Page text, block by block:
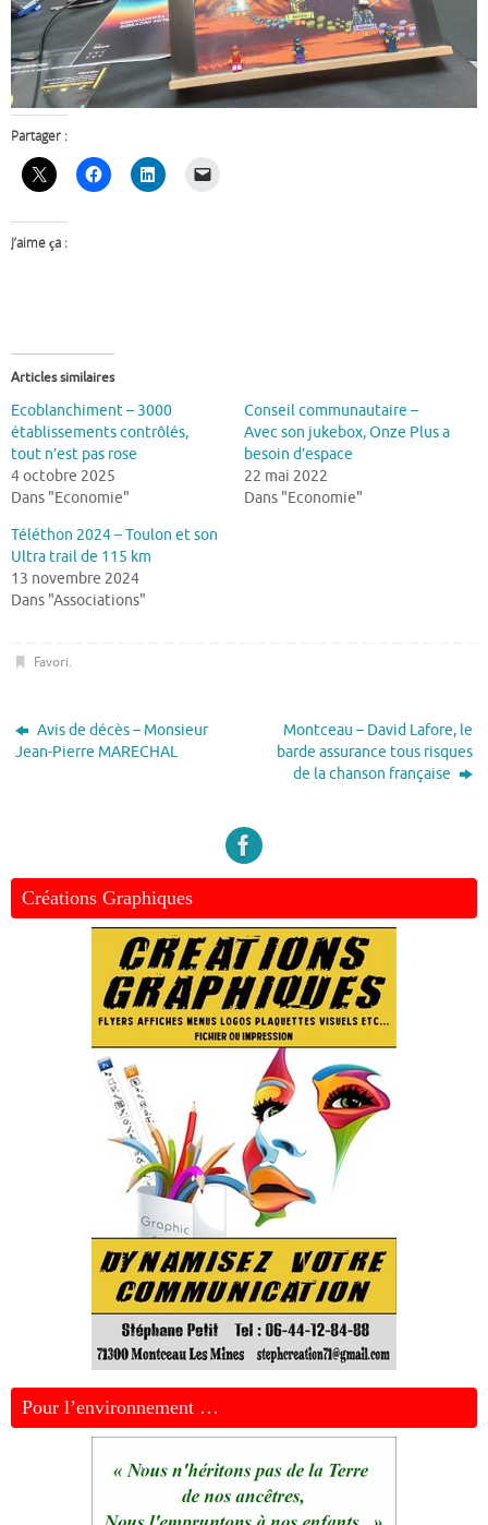
Partager :
J’aime ça :
Articles similaires
Ecoblanchiment – 3000
établissements contrôlés,
tout n’est pas rose
4 octobre 2025
Dans "Economie"
Conseil communautaire –
Avec son jukebox, Onze Plus a
besoin d’espace
22 mai 2022
Dans "Economie"
Téléthon 2024 – Toulon et son
Ultra trail de 115 km
13 novembre 2024
Dans "Associations"
Favori.
Avis de décès – Monsieur
Jean-Pierre MARECHAL
Montceau – David Lafore, le
barde assurance tous risques
de la chanson française
Créations Graphiques
Pour l’environnement …